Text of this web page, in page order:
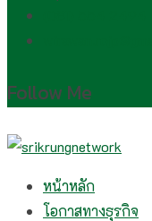
Follow Me
หน้าหลัก
โอกาสทางธุรกิจ